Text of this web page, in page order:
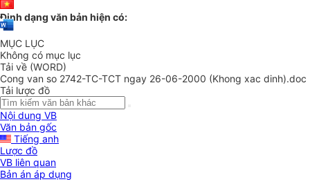
Định dạng văn bản hiện có:
MỤC LỤC
Không có mục lục
Tải về (WORD)
Cong van so 2742-TC-TCT ngay 26-06-2000 (Khong xac dinh).doc
Tải lược đồ
Nội dung VB
Văn bản gốc
Tiếng anh
Lược đồ
VB liên quan
Bản án áp dụng